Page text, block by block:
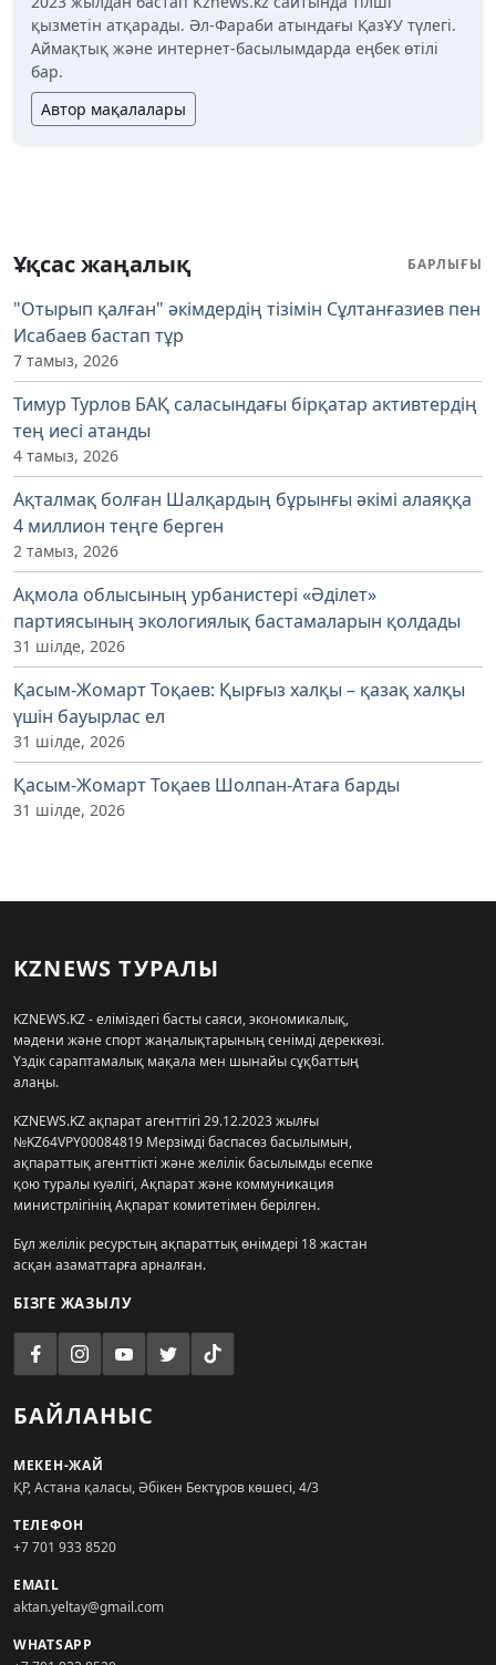
қызметін атқарады. Әл-Фараби атындағы ҚазҰУ түлегі.
Аймақтық және интернет-басылымдарда еңбек өтілі
бар.
Автор мақалалары
Ұқсас жаңалық БАРЛЫҒЫ
"Отырып қалған" әкімдердің тізімін Сұлтанғазиев пен
Исабаев бастап тұр
7 тамыз, 2026
Тимур Турлов БАҚ саласындағы бірқатар активтердің
тең иесі атанды
4 тамыз, 2026
Ақталмақ болған Шалқардың бұрынғы әкімі алаяққа
4 миллион теңге берген
2 тамыз, 2026
Ақмола облысының урбанистері «Әділет»
партиясының экологиялық бастамаларын қолдады
31 шілде, 2026
Қасым-Жомарт Тоқаев: Қырғыз халқы – қазақ халқы
үшін бауырлас ел
31 шілде, 2026
Қасым-Жомарт Тоқаев Шолпан-Атаға барды
31 шілде, 2026
KZNEWS ТУРАЛЫ
KZNEWS.KZ - еліміздегі басты саяси, экономикалық,
мәдени және спорт жаңалықтарының сенімді дереккөзі.
Үздік сараптамалық мақала мен шынайы сұқбаттың
алаңы.
KZNEWS.KZ ақпарат агенттігі 29.12.2023 жылғы
№KZ64VPY00084819 Мерзімді баспасөз басылымын,
ақпараттық агенттікті және желілік басылымды есепке
қою туралы куәлігі, Ақпарат және коммуникация
министрлігінің Ақпарат комитетімен берілген.
Бұл желілік ресурстың ақпараттық өнімдері 18 жастан
асқан азаматтарға арналған.
БІЗГЕ ЖАЗЫЛУ
БАЙЛАНЫС
МЕКЕН-ЖАЙ
ҚР, Астана қаласы, Әбікен Бектұров көшесі, 4/3
ТЕЛЕФОН
+7 701 933 8520
EMAIL
aktan.yeltay@gmail.com
WHATSAPP